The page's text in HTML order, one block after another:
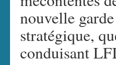
nouvelle
stratégique,
conduisant